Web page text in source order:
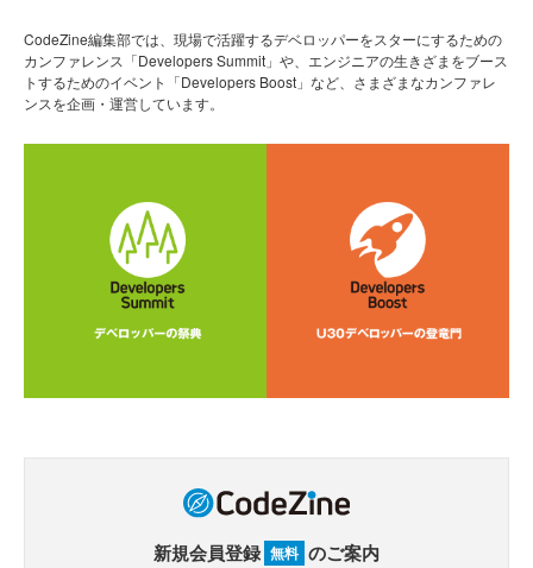
CodeZine編集部では、現場で活躍するデベロッパーをスターにするための
カンファレンス「Developers Summit」や、エンジニアの生きざまをブース
トするためのイベント「Developers Boost」など、さまざまなカンファレ
ンスを企画・運営しています。
新規会員登録 無料 のご案内